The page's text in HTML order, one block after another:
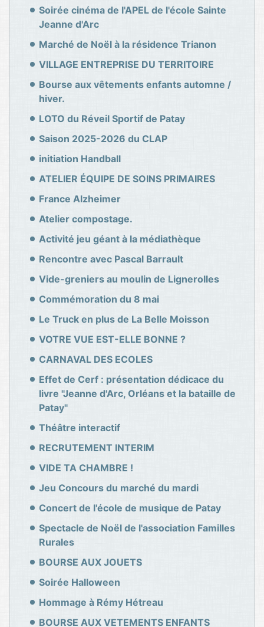
Soirée cinéma de l'APEL de l'école Sainte
Jeanne d'Arc
Marché de Noël à la résidence Trianon
VILLAGE ENTREPRISE DU TERRITOIRE
Bourse aux vêtements enfants automne /
hiver.
LOTO du Réveil Sportif de Patay
Saison 2025-2026 du CLAP
initiation Handball
ATELIER ÉQUIPE DE SOINS PRIMAIRES
France Alzheimer
Atelier compostage.
Activité jeu géant à la médiathèque
Rencontre avec Pascal Barrault
Vide-greniers au moulin de Lignerolles
Commémoration du 8 mai
Le Truck en plus de La Belle Moisson
VOTRE VUE EST-ELLE BONNE ?
CARNAVAL DES ECOLES
Effet de Cerf : présentation dédicace du
livre "Jeanne d'Arc, Orléans et la bataille de
Patay"
Théâtre interactif
RECRUTEMENT INTERIM
VIDE TA CHAMBRE !
Jeu Concours du marché du mardi
Concert de l'école de musique de Patay
Spectacle de Noël de l'association Familles
Rurales
BOURSE AUX JOUETS
Soirée Halloween
Hommage à Rémy Hétreau
BOURSE AUX VETEMENTS ENFANTS